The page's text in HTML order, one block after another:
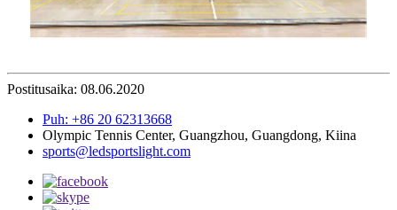
Postitusaika: 08.06.2020
Puh: +86 20 62313668
Olympic Tennis Center, Guangzhou, Guangdong, Kiina
sports@ledsportslight.com